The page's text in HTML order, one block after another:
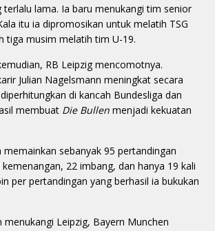
terlalu lama. Ia baru menukangi tim senior
itu ia dipromosikan untuk melatih TSG
tiga musim melatih tim U-19.
RB Leipzig mencomotnya.
Julian Nagelsmann meningkat secara
di kancah Bundesliga dan
membuat Die Bullen menjadi kekuatan
memainkan sebanyak 95 pertandingan
22 imbang, dan hanya 19 kali
per pertandingan yang berhasil ia bukukan
menukangi Leipzig, Bayern Munchen